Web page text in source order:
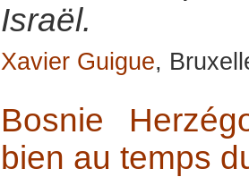
Israël.
Xavier Guigue,
Bosnie
bien au temps